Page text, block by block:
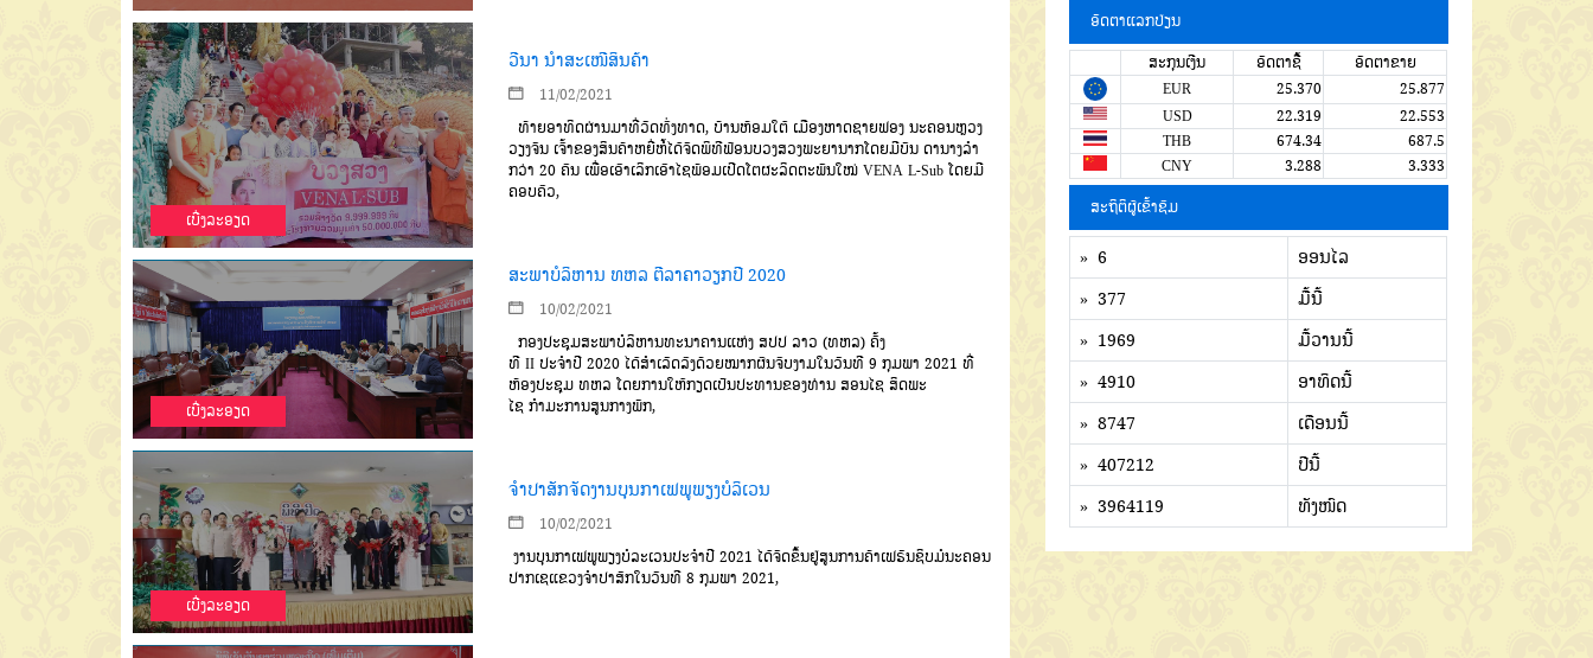
ເບີ່ງລະອຽດ
ວີນາ ນຳສະເໜີສິນຄ້າ
11/02/2021
ທ້າຍອາທິດຜ່ານມາທີ່ວັດທົ່ງທາດ, ບ້ານຫ້ອມໃຕ້ ເມືອງຫາດຊາຍຟອງ ນະຄອນຫຼວງ
ວຽງຈັນ ເຈົ້າຂອງສິນຄ້າຫຍີ່ຫໍ້ໄດ້ຈັດພິທີຟ້ອນບວງສວງພະຍານາກໂດຍມີບັນ ດານາງລຳ
ກວ່າ 20 ຄົນ ເພື່ອເອົາເລິກເອົາໄຊພ້ອມເປີດໂຕຜະລິດຕະພັນໃໝ່ VENA L-Sub ໂດຍມີ
ຄອບຄົວ,
ເບີ່ງລະອຽດ
ສະພາບໍລິຫານ ທຫລ ຕີລາຄາວຽກປີ 2020
10/02/2021
ກອງປະຊຸມສະພາບໍລິຫານທະນາຄານແຫ່ງ ສປປ ລາວ (ທຫລ) ຄັ້ງ
ທີII ປະຈຳປີ2020 ໄດ້ສຳເລັດລົງດ້ວຍໝາກຜົນຈົບງາມໃນວັນທີ9 ກຸມພາ 2021 ທີ່
ຫ້ອງປະຊຸມ ທຫລ ໂດຍການໃຫ້ກຽດເປັນປະທານຂອງທ່ານ ສອນໄຊ ສິດພະ
ໄຊ ກຳມະການສູນກາງພັກ,
ເບີ່ງລະອຽດ
ຈຳປາສັກຈັດງານບຸນກາເຟພູພຽງບໍລິເວນ
10/02/2021
ງານບຸນກາເຟພູພຽງບໍລະເວນປະຈໍາປີ2021 ໄດ້ຈັດຂຶ້ນຢູ່ສູນການຄ້າເຟຣັນຊິບມໍນະຄອນ
ປາກເຊແຂວງຈໍາປາສັກໃນວັນທີ8 ກຸມພາ 2021,
ອັດຕາແລກປ່ຽນ
ສະກຸນເງີນ ອັດຕາຊື້
ອັດຕາຂາຍ
EUR
25.370
25.877
USD
22.319
22.553
THB
674.34
687.5
CNY
3.288 3.333
ສະຖິຕິຜູ້ເຂົ້າຊົມ
» 6
ອອນໄລ
» 377
ມື້ນີ້
» 1969
ມື້ວານນີ້
» 4910
ອາທິດນີ້
» 8747
ເດືອນນີ້
» 407212
ປີນີ້
» 3964119
ທັງໜົດ